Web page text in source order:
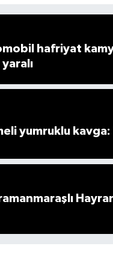
hafriyat
yumruklu kavga: